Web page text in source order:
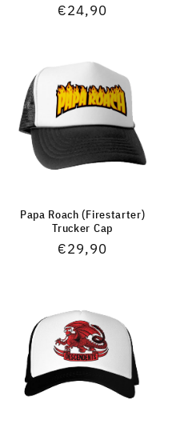
Normaler
€24,90
Papa Roach (Firestarter)
Trucker Cap
Normaler
€29,90